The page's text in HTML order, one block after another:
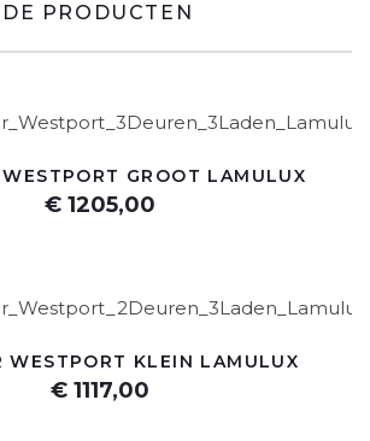
PRODUCTEN
WESTPORT GROOT LAMULUX
€ 1205,00
WESTPORT KLEIN LAMULUX
€ 1117,00